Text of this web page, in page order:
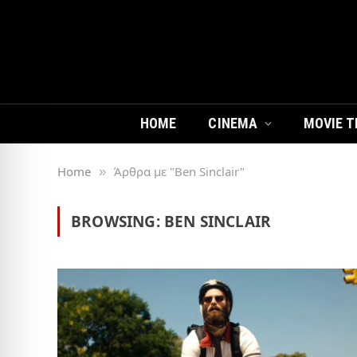
HOME CINEMA MOVIE
Home » Άρθρα με "Ben Sinclair"
BROWSING: BEN SINCLAIR